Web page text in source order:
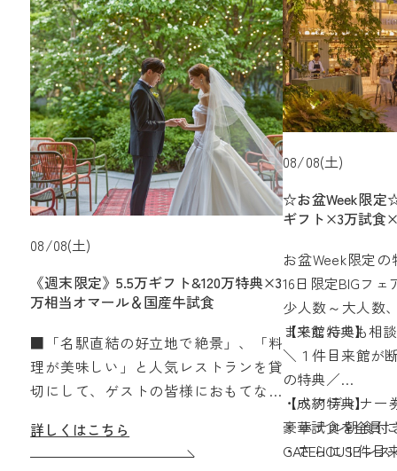
08/08(土)
《週末限定》5.5万ギフト&120万特典×3
万相当オマール＆国産牛試食
■「名駅直結の好立地で絶景」、「料
理が美味しい」と人気レストランを貸
切にして、ゲストの皆様におもてなし
【来館特典】4.5万円ギフト券（ペアデ
ィナー券含む）
詳しくはこちら
08/08(土)
☆お盆Week限定
ギフト×3万試食
お盆Week限定
16日限定BIGフェ
少人数～大人数
までなんでも相
【来館特典】
＼１件目来館が
の特典／
・ペアディナー
豪華試食を全員
・さらに１件目
【成約特典】
・ホテル朝食付
GATEHOUSEレ